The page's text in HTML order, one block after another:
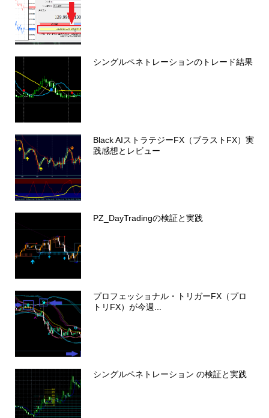
シングルペネトレーションのトレード結果
Black AIストラテジーFX（ブラストFX）実
践感想とレビュー
PZ_DayTradingの検証と実践
プロフェッショナル・トリガーFX（プロ
トリFX）が今週...
シングルペネトレーション の検証と実践